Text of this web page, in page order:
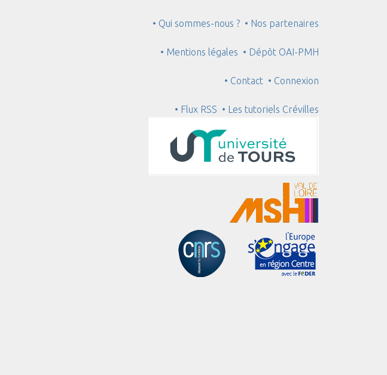
• Qui sommes-nous ? • Nos partenaires
• Mentions légales • Dépôt OAI-PMH
• Contact • Connexion
• Flux RSS • Les tutoriels Crévilles